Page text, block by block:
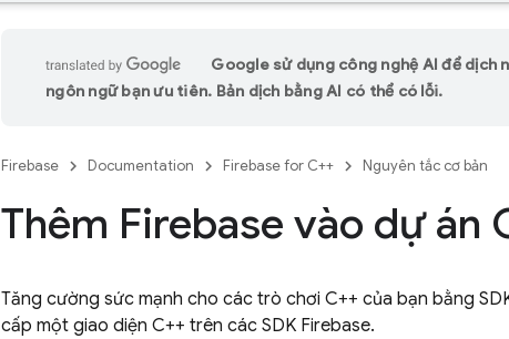
Google sử dụng công nghệ AI để dịch
ngôn ngữ bạn ưu tiên. Bản dịch bằng AI có thể có lỗi.
Firebase Documentation Firebase for C++ Nguyên tắc cơ bản
Thêm Firebase vào dự án
Tăng cường sức mạnh cho các trò chơi C++ của bạn bằng
cấp một giao diện C++ trên các SDK Firebase.